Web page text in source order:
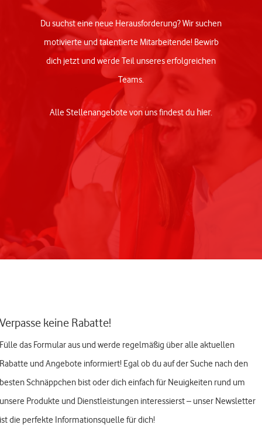
Du suchst eine neue Herausforderung? Wir suchen
motivierte und talentierte Mitarbeitende! Bewirb
dich jetzt und werde Teil unseres erfolgreichen
Teams.
Alle Stellenangebote von uns findest du hier.
Verpasse keine Rabatte!
Fülle das Formular aus und werde regelmäßig über alle aktuellen
Rabatte und Angebote informiert! Egal ob du auf der Suche nach den
besten Schnäppchen bist oder dich einfach für Neuigkeiten rund um
unsere Produkte und Dienstleistungen interessierst – unser Newsletter
ist die perfekte Informationsquelle für dich!